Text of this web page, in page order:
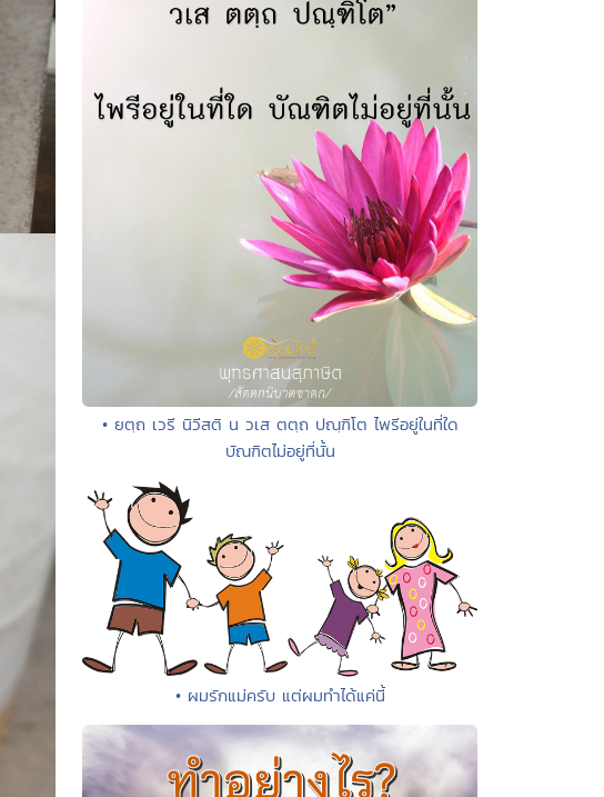
• ยตฺถ เวรี นิวีสติ น วเส ตตฺถ ปณฺฑิโต ไพรีอยู่ในที่ใด
บัณฑิตไม่อยู่ที่นั้น
• ผมรักแม่ครับ แต่ผมทำได้แค่นี้